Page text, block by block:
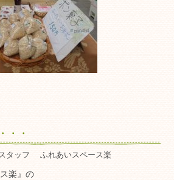
・・
タッフ ふれあいスペース楽
楽』の